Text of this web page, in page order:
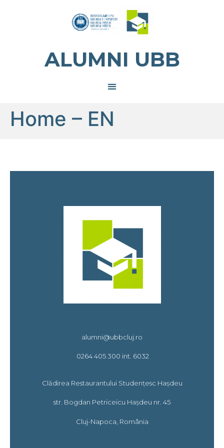
ALUMNI UBB
Home – EN
alumni@ubbcluj.ro
0264 405 300 int. 6032
Clădirea Restaurantului Studențesc Hașdeu
str. Bogdan Petriceicu Hașdeu nr. 45
Cluj-Napoca, România